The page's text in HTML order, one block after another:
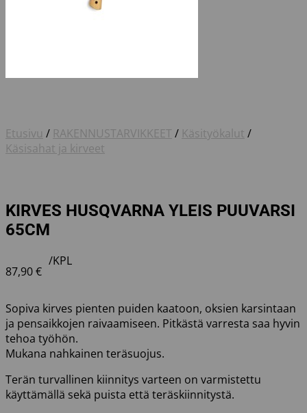
Etusivu / RAKENNUSTARVIKKEET / Käsityökalut /
Käsisahat ja kirveet
KIRVES HUSQVARNA YLEIS PUUVARSI
65CM
87,90€
/KPL
Sopiva kirves pienten puiden kaatoon, oksien karsintaan
ja pensaikkojen raivaamiseen. Pitkästä varresta saa hyvin
tehoa työhön.
Mukana nahkainen teräsuojus.
Terän turvallinen kiinnitys varteen on varmistettu
käyttämällä sekä puista että teräskiinnitystä.